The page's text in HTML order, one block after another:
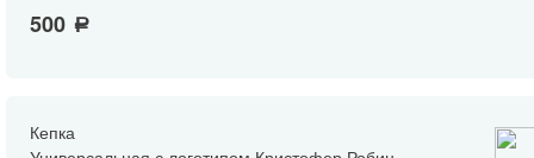
500 a
Кепка